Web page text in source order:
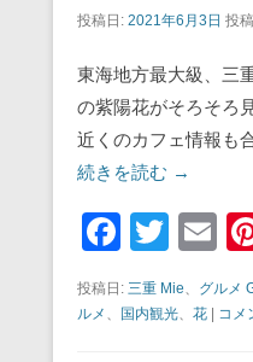
投稿日: 2021年6月3日 投
東海地方最大級、三
の紫陽花がそろそろ
近くのカフェ情報も
続きを読む →
F
c
T
tt
E
投稿日: 三重 Mie グルメ
ルメ
国内観光 花 | コメ